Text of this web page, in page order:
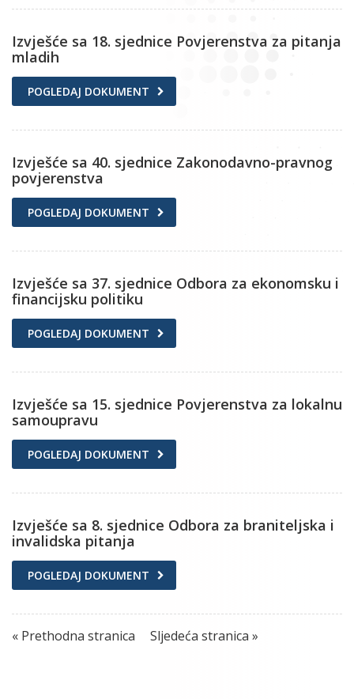
Izvješće sa 18. sjednice Povjerenstva za pitanja
mladih
POGLEDAJ DOKUMENT
Izvješće sa 40. sjednice Zakonodavno-pravnog
povjerenstva
POGLEDAJ DOKUMENT
Izvješće sa 37. sjednice Odbora za ekonomsku i
financijsku politiku
POGLEDAJ DOKUMENT
Izvješće sa 15. sjednice Povjerenstva za lokalnu
samoupravu
POGLEDAJ DOKUMENT
Izvješće sa 8. sjednice Odbora za braniteljska i
invalidska pitanja
POGLEDAJ DOKUMENT
« Prethodna stranica Sljedeća stranica »